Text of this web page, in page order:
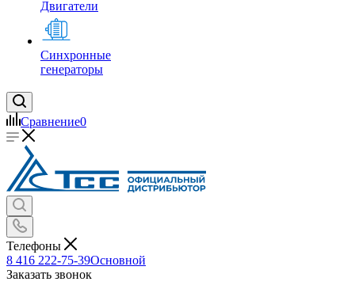
Двигатели
Синхронные
генераторы
Сравнение0
Телефоны
8 416 222-75-39Основной
Заказать звонок